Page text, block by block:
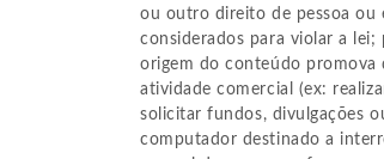
ou outro direito de pessoa ou
considerados para violar a
origem do conteúdo promova
atividade comercial (ex:
solicitar fundos, divulgações
computador destinado a